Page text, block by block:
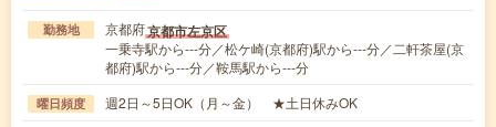
勤務地 京都府京都市左京区
一乗寺駅から---分／松ケ崎(京都府)駅から---分／二軒茶屋(京
都府)駅から---分／鞍馬駅から---分
曜日頻度 週2日～5日OK（月～金） ★土日休みOK